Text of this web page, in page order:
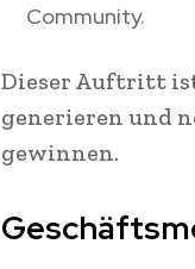
Community.
Dieser Auftritt
generieren und
gewinnen.